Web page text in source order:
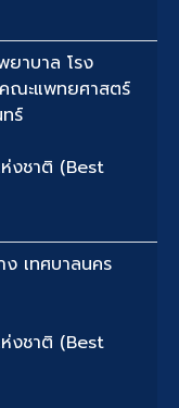
ยาบาล โรง
ณะแพทยศาสตร์
ร์
งชาติ (Best
ง เทศบาลนคร
งชาติ (Best